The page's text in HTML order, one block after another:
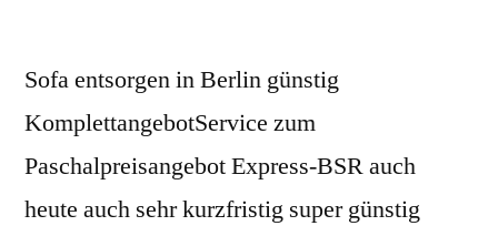
Sofa entsorgen in Berlin günstig
KomplettangebotService zum
Paschalpreisangebot Express-BSR auch
heute auch sehr kurzfristig super günstig